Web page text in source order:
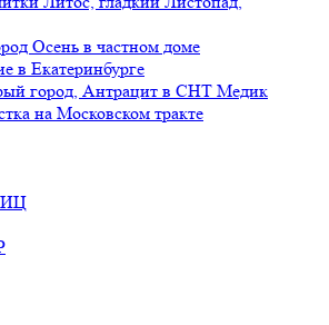
Осень в частном доме
в Екатеринбурге
город, Антрацит в СНТ Медик
на Московском тракте